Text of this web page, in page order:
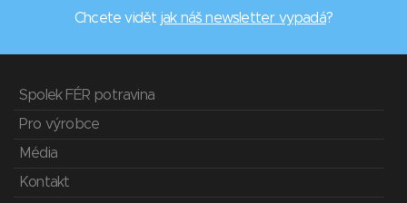
Chcete vidět jak náš newsletter vypadá?
Spolek FÉR potravina
Pro výrobce
Média
Kontakt